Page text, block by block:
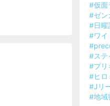
#仮面
#ゼン
#日曜
#ワイ
#ステ
#プリ
#ヒロ
#Jリ
#地域